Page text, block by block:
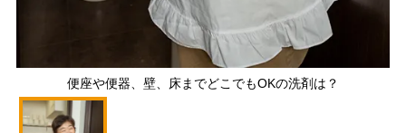
便座や便器、壁、床までどこでもOKの洗剤は？